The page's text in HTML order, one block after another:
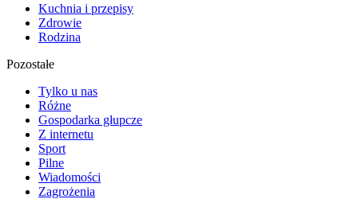
Kuchnia i przepisy
Zdrowie
Rodzina
Pozostałe
Tylko u nas
Różne
Gospodarka głupcze
Z internetu
Sport
Pilne
Wiadomości
Zagrożenia